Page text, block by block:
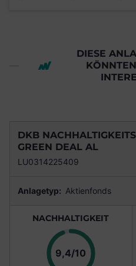
DIESE
DKB
GREEN DEAL AL
LU0314225409
Anlagetyp: Aktienfonds
NACHHALTIGKEIT
9,4/10 Punkte